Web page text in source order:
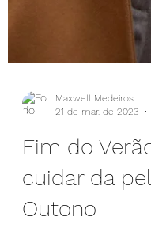
Maxwell Medeiros
21 de mar. de 2023
Fim do
cuidar da